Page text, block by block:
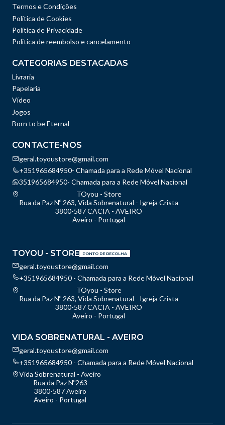
Termos e Condições
Política de Cookies
Política de Privacidade
Politica de reembolso e cancelamento
CATEGORIAS DESTACADAS
Livraria
Papelaria
Vídeo
Jogos
Born to be Eternal
CONTACTE-NOS
geral.toyoustore@gmail.com
+351965684950- Chamada para a Rede Móvel Nacional
351965684950- Chamada para a Rede Móvel Nacional
TOyou - Store
Rua da Paz Nº 263, Vida Sobrenatural - Igreja Crista
3800-587 CACIA - AVEIRO
Aveiro - Portugal
TOYOU - STORE PONTO DE RECOLHA
geral.toyoustore@gmail.com
+351965684950 - Chamada para a Rede Móvel Nacional
TOyou - Store
Rua da Paz Nº 263, Vida Sobrenatural - Igreja Crista
3800-587 CACIA - AVEIRO
Aveiro - Portugal
VIDA SOBRENATURAL - AVEIRO
geral.toyoustore@gmail.com
+351965684950 - Chamada para a Rede Móvel Nacional
Vida Sobrenatural - Aveiro
Rua da Paz Nº263
3800-587 Aveiro
Aveiro - Portugal